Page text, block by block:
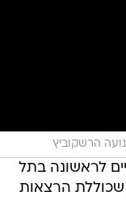
נועה הרשקוביץ
לראשונה בתל
הרצאות